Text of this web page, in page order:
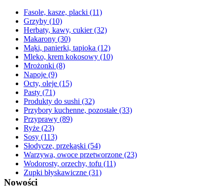
Fasole, kasze, placki (11)
Grzyby (10)
Herbaty, kawy, cukier(32)
Makarony (30)
Mąki, panierki, tapioka (12)
Mleko, krem kokosowy (10)
Mrożonki (8)
Napoje (9)
Octy, oleje (15)
Pasty (71)
Produkty do sushi (32)
Przybory kuchenne, pozostałe (33)
Przyprawy (89)
Ryże (23)
Sosy (113)
Słodycze, przekąski (54)
Warzywa, owoce przetworzone (23)
Wodorosty, orzechy, tofu (11)
Zupki błyskawiczne (31)
Nowości